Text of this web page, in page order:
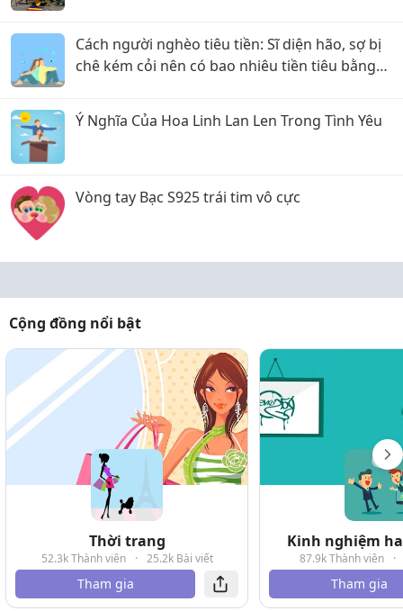
Cách người nghèo tiêu tiền: Sĩ diện hão, sợ bị
chê kém cỏi nên có bao nhiêu tiền tiêu bằng
Ý Nghĩa Của Hoa Linh Lan Len Trong Tình Yêu
Vòng tay Bạc S925 trái tim vô cực
Cộng đồng nổi bật
Thời trang
52.3k Thành viên · 25.2k Bài viết
Tham gia
Kinh nghiệm
87.9k Thành viên ·
Tham gia